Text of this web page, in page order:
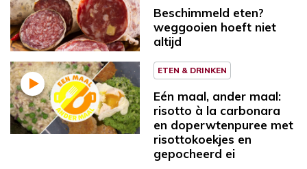
Beschimmeld eten?
weggooien hoeft niet
altijd
ETEN & DRINKEN
Eén maal, ander maal:
risotto à la carbonara
en doperwtenpuree met
risottokoekjes en
gepocheerd ei